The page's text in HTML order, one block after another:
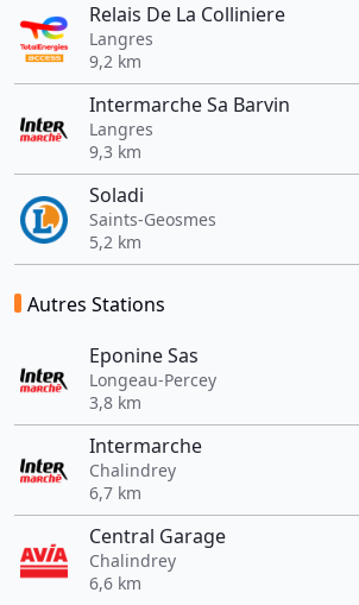
Relais De La Colliniere
Langres
9,2 km
Intermarche Sa Barvin
Langres
9,3 km
Soladi
Saints-Geosmes
5,2 km
Autres Stations
Eponine Sas
Longeau-Percey
3,8 km
Intermarche
Chalindrey
6,7 km
Central Garage
Chalindrey
6,6 km